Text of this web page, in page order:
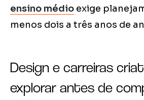
ensino médio exige
menos dois a três anos de
Design e carreiras
explorar antes de